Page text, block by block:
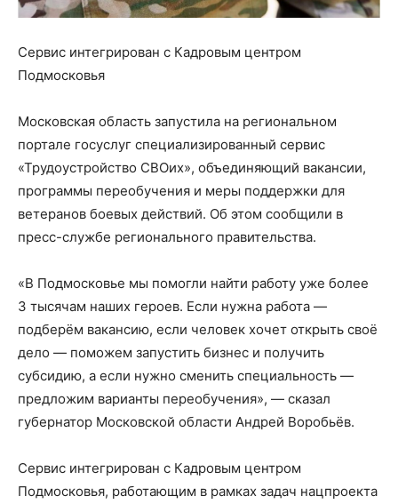
Сервис интегрирован с Кадровым центром
Подмосковья
Московская область запустила на региональном
портале госуслуг специализированный сервис
«Трудоустройство СВОих», объединяющий вакансии,
программы переобучения и меры поддержки для
ветеранов боевых действий. Об этом сообщили в
пресс-службе регионального правительства.
«В Подмосковье мы помогли найти работу уже более
3 тысячам наших героев. Если нужна работа —
подберём вакансию, если человек хочет открыть своё
дело — поможем запустить бизнес и получить
субсидию, а если нужно сменить специальность —
предложим варианты переобучения», — сказал
губернатор Московской области Андрей Воробьёв.
Сервис интегрирован с Кадровым центром
Подмосковья, работающим в рамках задач нацпроекта